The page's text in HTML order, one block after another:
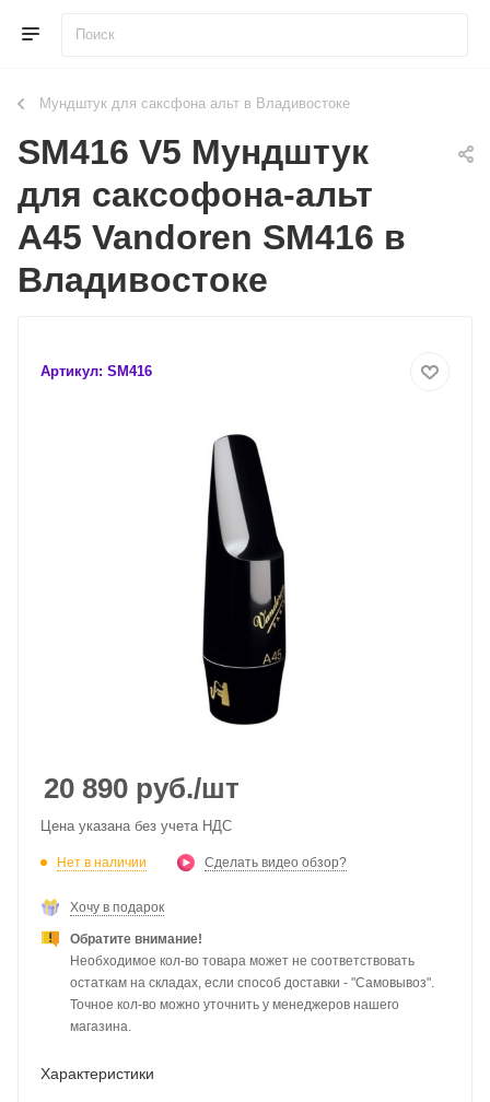
Мундштук для саксфона альт в Владивостоке
SM416 V5 Мундштук
для саксофона-альт
A45 Vandoren SM416 в
Владивостоке
Артикул: SM416
20 890 руб./шт
Цена указана без учета НДС
Нет в наличии Сделать видео обзор?
Хочу в подарок
Обратите внимание!
Необходимое кол-во товара может не соответствовать
остаткам на складах, если способ доставки - "Самовывоз".
Точное кол-во можно уточнить у менеджеров нашего
магазина.
Характеристики